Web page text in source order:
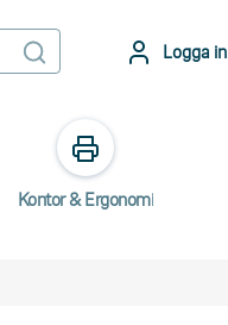
Logga in
Kontor & Ergonomi